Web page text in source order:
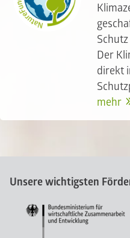
Der
direkt
mehr
Unsere wichtigsten